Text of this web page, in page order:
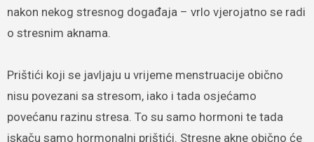
nakon nekog stresnog događaja – vrlo vjerojatno se radi
o stresnim aknama.
Prištići koji se javljaju u vrijeme menstruacije obično
nisu povezani sa stresom, iako i tada osjećamo
povećanu razinu stresa. To su samo hormoni te tada
iskaču samo hormonalni prištići. Stresne akne obično će